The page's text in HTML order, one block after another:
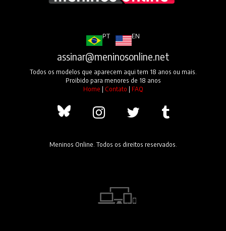
PT EN
assinar@meninosonline.net
Todos os modelos que aparecem aqui tem 18 anos ou mais.
Proibido para menores de 18 anos
Home | Contato | FAQ
Meninos Online. Todos os direitos reservados.